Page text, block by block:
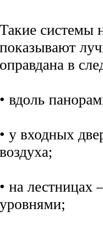
Такие системы
показывают
оправдана в
• вдоль
• у входных
воздуха;
• на лестницах
уровнями;